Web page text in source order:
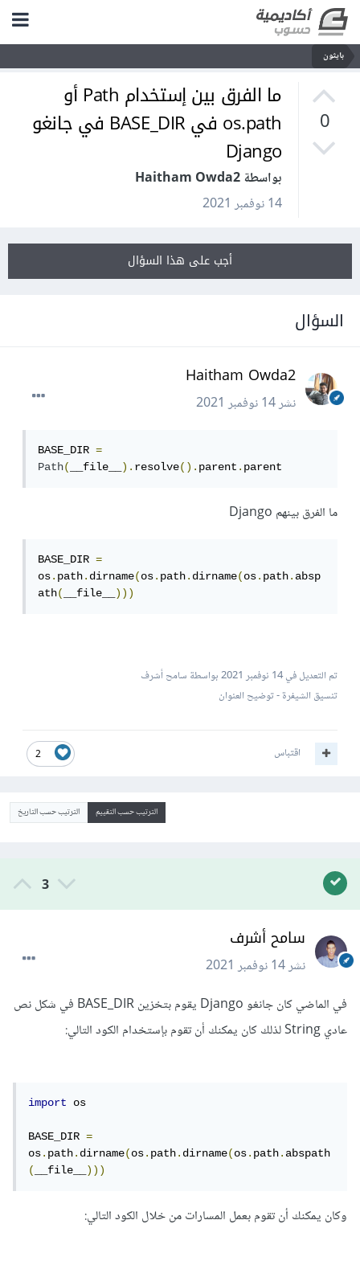
بايثون
0
ما الفرق بين إستخدام Path أو
os.path في BASE_DIR في جانغو
Django
بواسطة Haitham Owda2
14 نوفمبر 2021
أجب على هذا السؤال
السؤال
Haitham Owda2
نشر14 نوفمبر 2021
BASE_DIR =
Path( __file__).resolve().parent.parent
ما الفرق بينهم Django
BASE_DIR =
os.path.dirname(os.path.dirname(os.path.absp
ath( __file__)))
تم التعديل في14 نوفمبر 2021
بواسطة سامح أشرف
تنسيق الشيفرة - توضيح العنوان
2 اقتباس
الترتيب حسب التقييم الترتيب حسب التاريخ
3
سامح أشرف
نشر14 نوفمبر 2021
في الماضي كان جانغو Django يقوم بتخزين BASE_DIR في شكل نص
عادي String لذلك كان يمكنك أن تقوم بإستخدام الكود التالي:
import os
BASE_DIR =
os.path.dirname(os.path.dirname(os.path.abspath
(
__file__)))
وكان يمكنك أن تقوم بعمل المسارات من خلال الكود التالي: